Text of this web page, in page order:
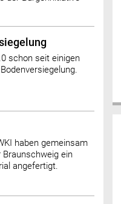
schon seit einigen
haben gemeinsam
ein
angefertigt.